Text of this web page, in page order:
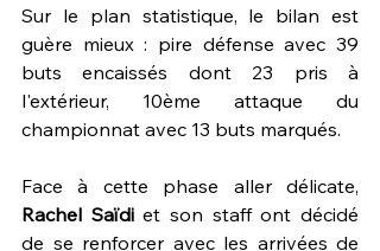
Sur le plan statistique, le bilan est
guère mieux : pire défense avec 39
buts encaissés dont 23 pris à
l'extérieur, 10ème attaque du
championnat avec 13 buts marqués.
Rachel Saïdi et son staff ont décidé
de se renforcer avec les arrivées de